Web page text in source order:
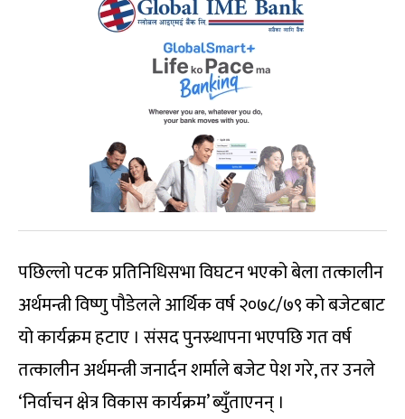
पछिल्लो पटक प्रतिनिधिसभा विघटन भएको बेला तत्कालीन
अर्थमन्त्री विष्णु पौडेलले आर्थिक वर्ष २०७८/७९ को बजेटबाट
यो कार्यक्रम हटाए । संसद पुनस्र्थापना भएपछि गत वर्ष
तत्कालीन अर्थमन्त्री जनार्दन शर्माले बजेट पेश गरे, तर उनले
‘निर्वाचन क्षेत्र विकास कार्यक्रम’ ब्युँताएनन् ।